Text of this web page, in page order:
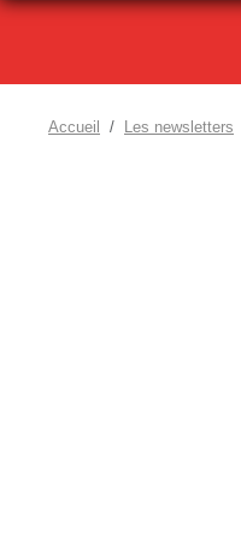
Accueil Les newsletters